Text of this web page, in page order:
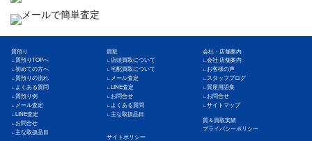
質預り
質預りTOPへ
初めての方へ
質預りの流れ
よくある質問
質預り例
メール査定
LINE査定
お問合せ
主な取扱品目
買取
店頭買取について
宅配買取について
メール査定
LINE査定
お問合せ
よくある質問
主な取扱品目
会社・店舗案内
会社·店舗案内
お客様の声
スタッフブログ
質屋用語集
お問合せ
サイトマップ
質＆買取実績
プライバシーポリシー
サイトポリシー